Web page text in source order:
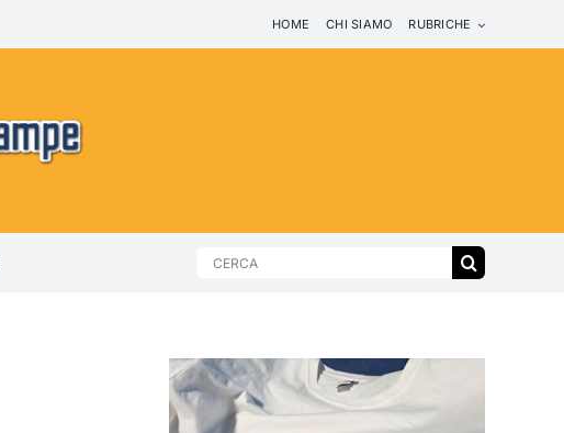
HOME CHI SIAMO RUBRICHE
Search